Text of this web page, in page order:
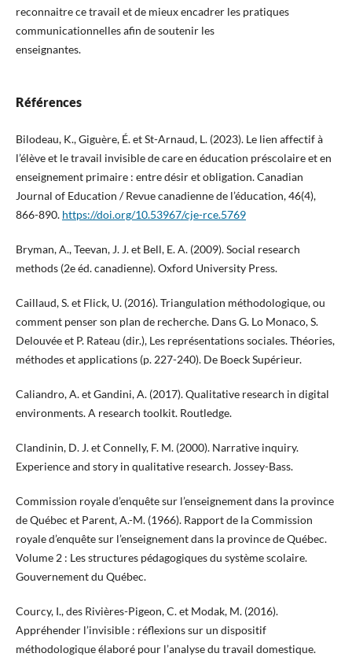
reconnaitre ce travail et de mieux encadrer les pratiques
communicationnelles afin de soutenir les
enseignantes.
Références
Bilodeau, K., Giguère, É. et St-Arnaud, L. (2023). Le lien affectif à
l’élève et le travail invisible de care en éducation préscolaire et en
enseignement primaire : entre désir et obligation. Canadian
Journal of Education / Revue canadienne de l’éducation, 46(4),
866-890. https://doi.org/10.53967/cje-rce.5769
Bryman, A., Teevan, J. J. et Bell, E. A. (2009). Social research
methods (2e éd. canadienne). Oxford University Press.
Caillaud, S. et Flick, U. (2016). Triangulation méthodologique, ou
comment penser son plan de recherche. Dans G. Lo Monaco, S.
Delouvée et P. Rateau (dir.), Les représentations sociales. Théories,
méthodes et applications (p. 227-240). De Boeck Supérieur.
Caliandro, A. et Gandini, A. (2017). Qualitative research in digital
environments. A research toolkit. Routledge.
Clandinin, D. J. et Connelly, F. M. (2000). Narrative inquiry.
Experience and story in qualitative research. Jossey-Bass.
Commission royale d’enquête sur l’enseignement dans la province
de Québec et Parent, A.-M. (1966). Rapport de la Commission
royale d’enquête sur l’enseignement dans la province de Québec.
Volume 2 : Les structures pédagogiques du système scolaire.
Gouvernement du Québec.
Courcy, I., des Rivières-Pigeon, C. et Modak, M. (2016).
Appréhender l’invisible : réflexions sur un dispositif
méthodologique élaboré pour l’analyse du travail domestique.